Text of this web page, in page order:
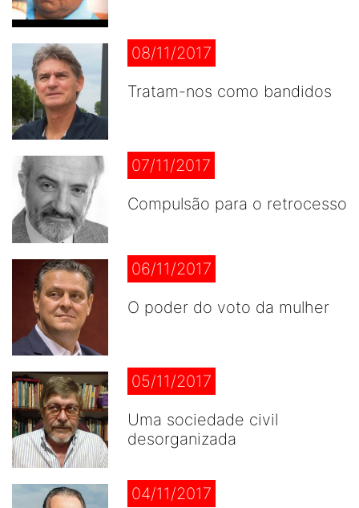
08/11/2017
Tratam-nos como bandidos
07/11/2017
Compulsão para o retrocesso
06/11/2017
O poder do voto da mulher
05/11/2017
Uma sociedade civil
desorganizada
04/11/2017